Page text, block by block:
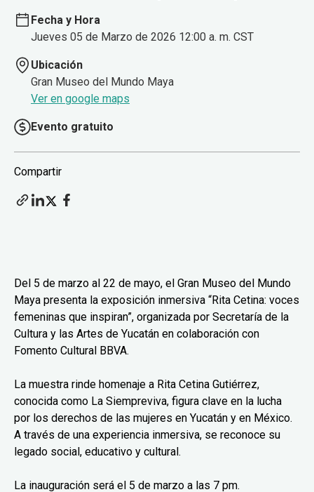
Fecha y Hora
Jueves 05 de Marzo de 2026 12:00 a. m. CST
Ubicación
Gran Museo del Mundo Maya
Ver en google maps
Evento gratuito
Compartir
Del 5 de marzo al 22 de mayo, el Gran Museo del Mundo
Maya presenta la exposición inmersiva “Rita Cetina: voces
femeninas que inspiran”, organizada por Secretaría de la
Cultura y las Artes de Yucatán en colaboración con
Fomento Cultural BBVA.
La muestra rinde homenaje a Rita Cetina Gutiérrez,
conocida como La Siempreviva, figura clave en la lucha
por los derechos de las mujeres en Yucatán y en México.
A través de una experiencia inmersiva, se reconoce su
legado social, educativo y cultural.
La inauguración será el 5 de marzo a las 7 pm.